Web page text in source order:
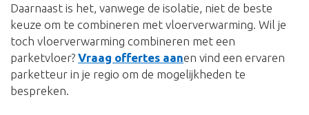
Daarnaast is het, vanwege de isolatie, niet de beste
keuze om te combineren met vloerverwarming. Wil je
toch vloerverwarming combineren met een
parketvloer? Vraag offertes aanen vind een ervaren
parketteur in je regio om de mogelijkheden te
bespreken.